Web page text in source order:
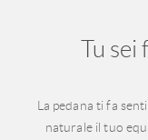
Tu sei
La pedana ti fa
naturale il tuo